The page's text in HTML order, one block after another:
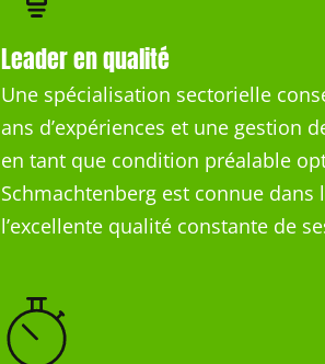
Leader en qualité
Une spécialisation sectorielle
ans d’expériences et une gestion
en tant que condition préalable
Schmachtenberg est connue
l’excellente qualité constante de